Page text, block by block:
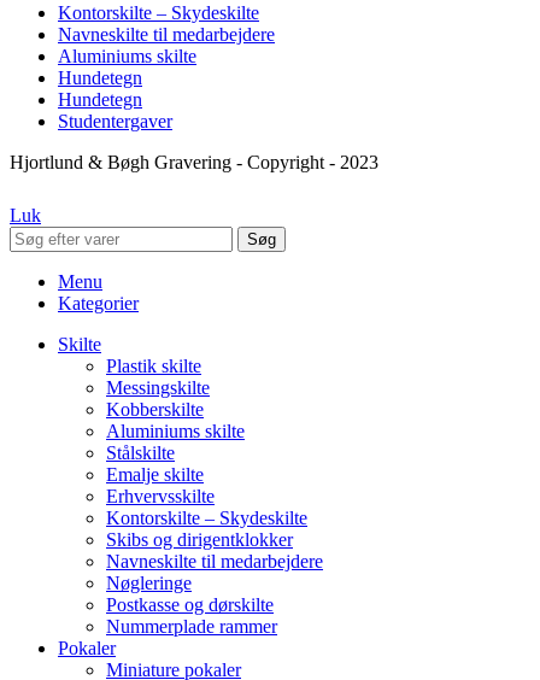
Kontorskilte – Skydeskilte
Navneskilte til medarbejdere
Aluminiums skilte
Hundetegn
Hundetegn
Studentergaver
Hjortlund & Bøgh Gravering - Copyright - 2023
Luk
Søg
Menu
Kategorier
Skilte
Plastik skilte
Messingskilte
Kobberskilte
Aluminiums skilte
Stålskilte
Emalje skilte
Erhvervsskilte
Kontorskilte – Skydeskilte
Skibs og dirigentklokker
Navneskilte til medarbejdere
Nøgleringe
Postkasse og dørskilte
Nummerplade rammer
Pokaler
Miniature pokaler